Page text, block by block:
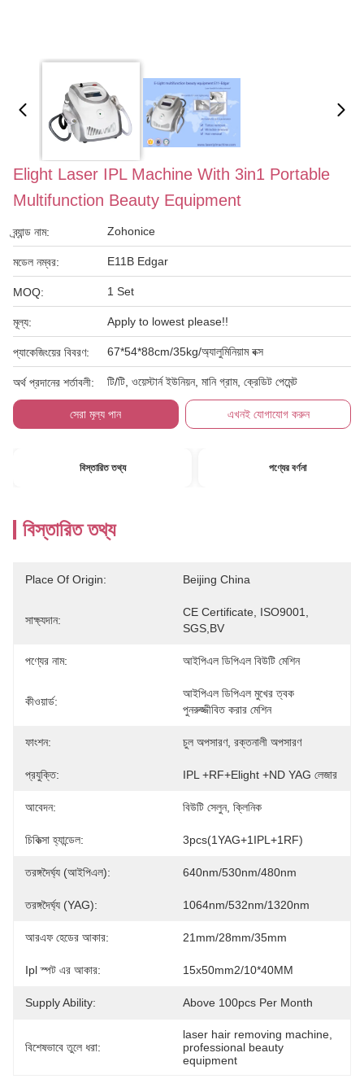
Elight Laser IPL Machine With 3in1 Portable
Multifunction Beauty Equipment
ব্র্যান্ড নাম: Zohonice
মডেল নম্বর: E11B Edgar
MOQ: 1 Set
মূল্য: Apply to lowest please!!
প্যাকেজিংয়ের বিবরণ: 67*54*88cm/35kg/অ্যালুমিনিয়াম বক্স
অর্থ প্রদানের শর্তাবলী: টি/টি, ওয়েস্টার্ন ইউনিয়ন, মানি গ্রাম, ক্রেডিট পেমেন্ট
সেরা মূল্য পান এখনই যোগাযোগ করুন
বিস্তারিত তথ্য পণ্যের বর্ণনা
বিস্তারিত তথ্য
Place Of Origin: Beijing China
সাক্ষ্যদান:
CE Certificate, ISO9001,
SGS,BV
পণ্যের নাম: আইপিএল ডিপিএল বিউটি মেশিন
কীওয়ার্ড:
আইপিএল ডিপিএল মুখের ত্বক
পুনরুজ্জীবিত করার মেশিন
ফাংশন: চুল অপসারণ, রক্তনালী অপসারণ
প্রযুক্তি: IPL +RF+Elight +ND YAG লেজার
আবেদন: বিউটি সেলুন, ক্লিনিক
চিকিত্সা হ্যান্ডেল: 3pcs(1YAG+1IPL+1RF)
তরঙ্গদৈর্ঘ্য (আইপিএল): 640nm/530nm/480nm
তরঙ্গদৈর্ঘ্য (YAG): 1064nm/532nm/1320nm
আরএফ হেডের আকার: 21mm/28mm/35mm
Ipl স্পট এর আকার: 15x50mm2/10*40MM
Supply Ability: Above 100pcs Per Month
বিশেষভাবে তুলে ধরা:
laser hair removing machine
professional beauty
equipment